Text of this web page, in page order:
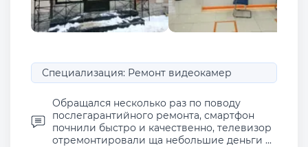
Специализация: Ремонт видеокамер
Обращался несколько раз по поводу
послегарантийного ремонта, смартфон
почнили быстро и качественно, телевизор
отремонтировали ща небольшие деньги ...